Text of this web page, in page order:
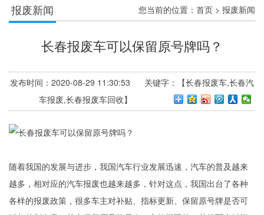
报废新闻 您当前的位置： 首页 > 报废新闻
长春报废车可以保留原号牌吗？
发布时间：2020-08-29 11:30:53 关键字：【长春报废车,长春汽
车报废,长春报废车回收】
随着我国的发展与进步，我国汽车行业发展迅速，汽车的普及越来
越多，相对应的汽车报废也越来越多，针对这点，我国出台了各种
各样的报废政策，很多车主对补贴、指标更新、保留原号牌是否可